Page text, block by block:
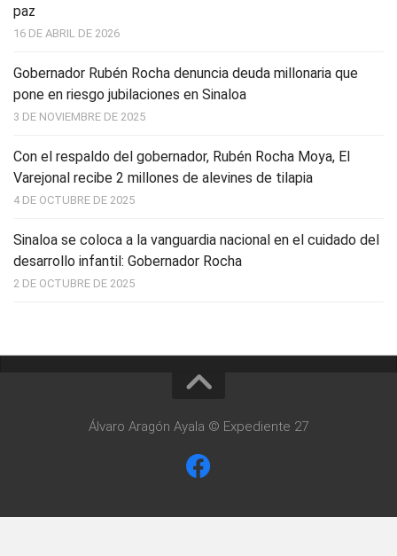
paz
16 DE ABRIL DE 2026
Gobernador Rubén Rocha denuncia deuda millonaria que
pone en riesgo jubilaciones en Sinaloa
3 DE NOVIEMBRE DE 2025
Con el respaldo del gobernador, Rubén Rocha Moya, El
Varejonal recibe 2 millones de alevines de tilapia
4 DE OCTUBRE DE 2025
Sinaloa se coloca a la vanguardia nacional en el cuidado del
desarrollo infantil: Gobernador Rocha
2 DE OCTUBRE DE 2025
Álvaro Aragón Ayala © Expediente 27